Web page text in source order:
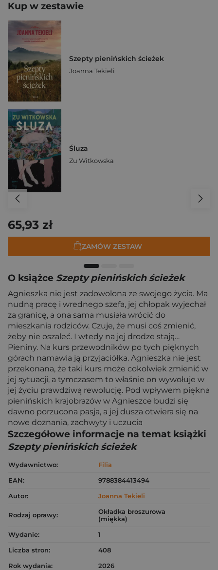
Kup w zestawie
Szepty pienińskich ścieżek
Joanna Tekieli
Śluza
Zu Witkowska
65,93 zł
ZAMÓW ZESTAW
O książce Szepty pienińskich ścieżek
Agnieszka nie jest zadowolona ze swojego życia. Ma
nudną pracę i wrednego szefa, jej chłopak wyjechał
za granicę, a ona sama musiała wrócić do
mieszkania rodziców. Czuje, że musi coś zmienić,
żeby nie oszaleć. I wtedy na jej drodze stają…
Pieniny. Na kurs przewodników po tych pięknych
górach namawia ją przyjaciółka. Agnieszka nie jest
przekonana, że taki kurs może cokolwiek zmienić w
jej sytuacji, a tymczasem to właśnie on wywołuje w
jej życiu prawdziwą rewolucję. Pod wpływem piękna
pienińskich krajobrazów w Agnieszce budzi się
dawno porzucona pasja, a jej dusza otwiera się na
nowe doznania, zachwyty i uczucia
Szczegółowe informacje na temat książki
Szepty pienińskich ścieżek
Wydawnictwo:
Filia
EAN:
9788384413494
Autor:
Joanna Tekieli
Rodzaj oprawy:
Okładka broszurowa
(miękka)
Wydanie:
1
Liczba stron:
408
Rok wydania:
2026